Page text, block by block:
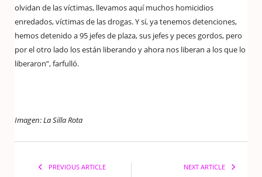
olvidan de las víctimas, llevamos aquí muchos homicidios
enredados, víctimas de las drogas. Y sí, ya tenemos detenciones,
hemos detenido a 95 jefes de plaza, sus jefes y peces gordos, pero
por el otro lado los están liberando y ahora nos liberan a los que lo
liberaron”, farfulló.
Imagen: La Silla Rota
PREVIOUS ARTICLE NEXT ARTICLE